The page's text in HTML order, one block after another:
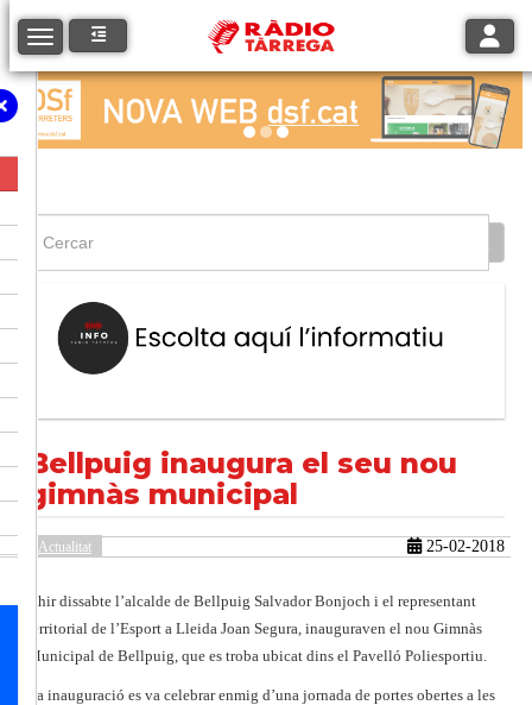
Toggle navigation
Bellpuig inaugura el seu nou
gimnàs municipal
Actualitat 25-02-2018
Ahir dissabte l’alcalde de Bellpuig Salvador Bonjoch i el representant
territorial de l’Esport a Lleida Joan Segura, inauguraven el nou Gimnàs
Municipal de Bellpuig, que es troba ubicat dins el Pavelló Poliesportiu.
La inauguració es va celebrar enmig d’una jornada de portes obertes a les